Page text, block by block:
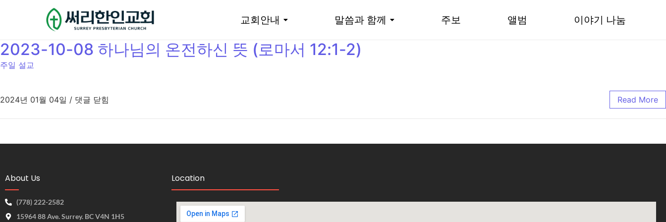
교회안내 말씀과 함께 주보 앨범 이야기 나눔
2023-10-08 하나님의 온전하신 뜻 (로마서 12:1-2)
주일 설교
2024년 01월 04일 / 댓글 닫힘 Read More
About Us
(778) 222-2582
15964 88 Ave. Surrey. BC V4N 1H5
Location